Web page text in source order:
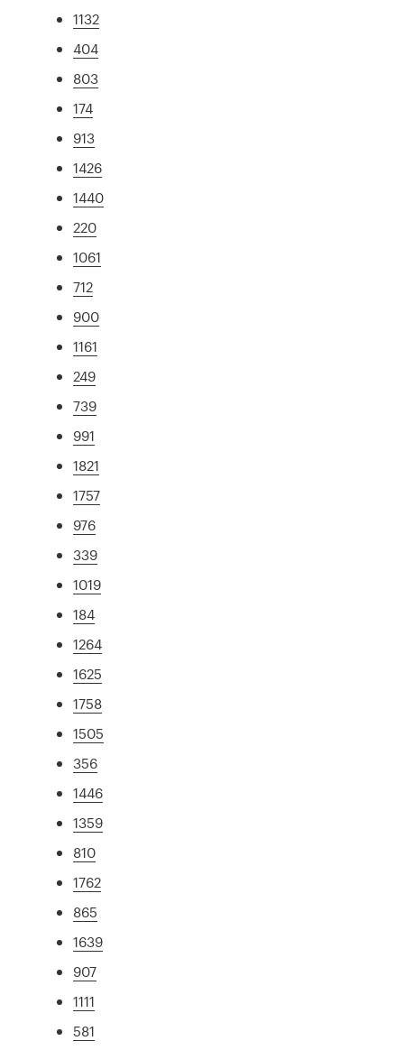
1132
404
803
174
913
1426
1440
220
1061
712
900
1161
249
739
991
1821
1757
976
339
1019
184
1264
1625
1758
1505
356
1446
1359
810
1762
865
1639
907
1111
581